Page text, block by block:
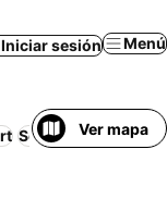
Iniciar sesión Menú
Solo adultos Wifi
Ver mapa